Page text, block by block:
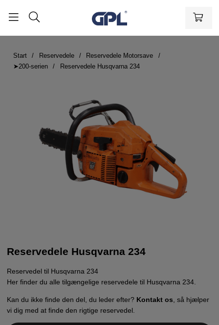
Start Reservedele
Reservedele Motorsave
➤200-serien
Reservedele Husqvarna 234
Reservedele Husqvarna 234
Reservedel til Husqvarna 234
Her finder du alle tilgængelige reservedele til Husqvarna 234.
Kan du ikke finde den del, du leder efter? Kontakt os , så hjælper
vi dig med at finde den rigtige reservedel.